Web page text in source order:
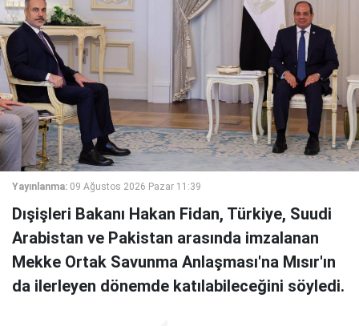
Yayınlanma: 09 Ağustos 2026 Pazar 11:39
Dışişleri Bakanı Hakan Fidan, Türkiye, Suudi
Arabistan ve Pakistan arasında imzalanan
Mekke Ortak Savunma Anlaşması'na Mısır'ın
da ilerleyen dönemde katılabileceğini söyledi.